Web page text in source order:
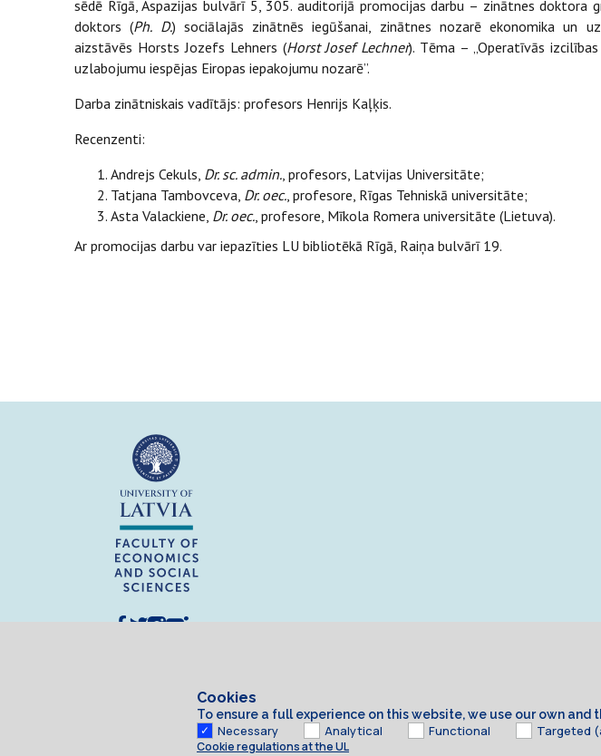
sēdē Rīgā, Aspazijas bulvārī 5, 305. auditorijā promocijas darbu – zinātnes doktora
doktors (Ph. D.) sociālajās zinātnēs iegūšanai, zinātnes nozarē ekonomika un
aizstāvēs Horsts Jozefs Lehners (Horst Josef Lechner). Tēma – „Operatīvās
uzlabojumu iespējas Eiropas iepakojumu nozarē”.
Darba zinātniskais vadītājs: profesors Henrijs Kaļķis.
Recenzenti:
Andrejs Cekuls, Dr. sc. admin., profesors, Latvijas Universitāte;
Tatjana Tambovceva, Dr. oec., profesore, Rīgas Tehniskā universitāte;
Asta Valackiene, Dr. oec., profesore, Mīkola Romera universitāte (Lietuva).
Ar promocijas darbu var iepazīties LU bibliotēkā Rīgā, Raiņa bulvārī 19.
Cookies
To ensure a full experience on this website, we use our own and
Necessary Analytical Functional Targeted
Cookie regulations at the UL